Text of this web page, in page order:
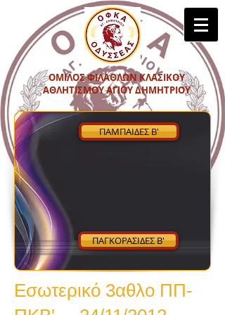
ΟΜΙΛΟΣ ΦΙΛΑΘΛΩΝ ΚΛΑΣΙΚΟΥ
ΑΘΛΗΤΙΣΜΟΥ ΑΓΙΟΥ ΔΗΜΗΤΡΙΟΥ
ΠΑΓΚΟΡΑΣΙΔΕΣ Β'
ΠΑΜΠΑΙΔΕΣ Β'
Εσωτερικό 3αθλο ΠΠ-